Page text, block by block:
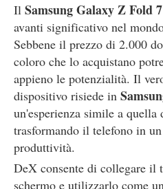
Il Samsung Galaxy Z Fold 7
avanti significativo nel
Sebbene il prezzo di 2.000
coloro che lo acquistano
appieno le potenzialità. Il
dispositivo risiede in
un'esperienza simile a quella
trasformando il telefono in
produttività.
DeX consente di collegare il
schermo e utilizzarlo come